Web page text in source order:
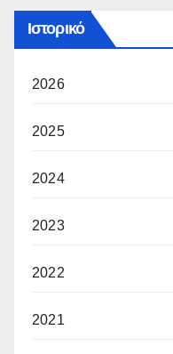
Ιστορικό
2026
2025
2024
2023
2022
2021